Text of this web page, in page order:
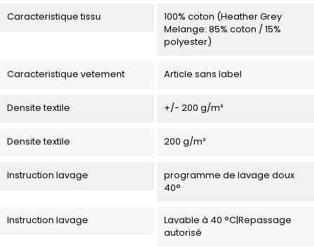
Caracteristique tissu
100% coton (Heather Grey
Melange: 85% coton / 15%
polyester)
Caracteristique vetement Article sans label
Densite textile +/- 200 g/m²
Densite textile 200 g/m²
Instruction lavage
programme de lavage doux
40°
Instruction lavage
Lavable à 40 °C|Repassage
autorisé